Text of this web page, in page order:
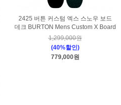
2425 버튼 커스텀 엑스 스노우 보드
데크 BURTON Mens Custom X Board
1,299,000원
(40%할인)
779,000원